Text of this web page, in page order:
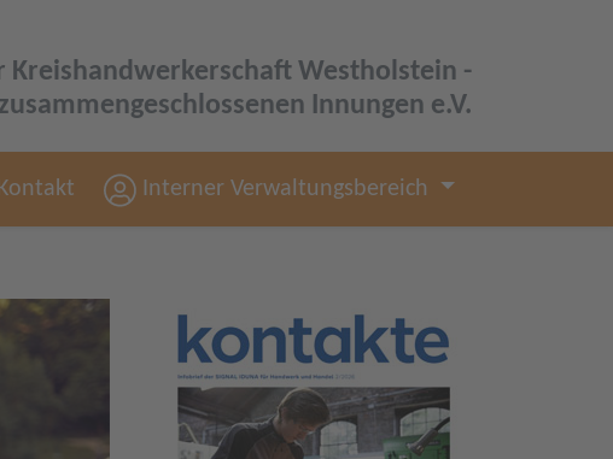
Kreishandwerkerschaft Westholstein -
Innungen e.V.
Interner Verwaltungsbereich